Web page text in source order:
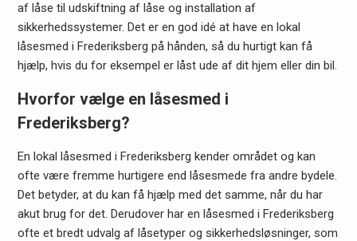
af låse til udskiftning af låse og installation af
sikkerhedssystemer. Det er en god idé at have en lokal
låsesmed i Frederiksberg på hånden, så du hurtigt kan få
hjælp, hvis du for eksempel er låst ude af dit hjem eller din bil.
Hvorfor vælge en låsesmed i
Frederiksberg?
En lokal låsesmed i Frederiksberg kender området og kan
ofte være fremme hurtigere end låsesmede fra andre bydele.
Det betyder, at du kan få hjælp med det samme, når du har
akut brug for det. Derudover har en låsesmed i Frederiksberg
ofte et bredt udvalg af låsetyper og sikkerhedsløsninger, som